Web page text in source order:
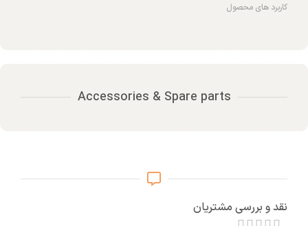
کاربرد های محصول
Accessories & Spare parts
نقد و بررسی مشتریان